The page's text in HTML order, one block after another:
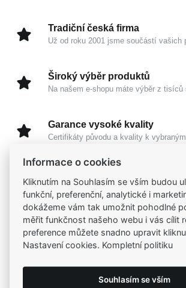
Tradiční česká firma
Už od roku 2001 jsme součástí vašich
Široký výběr produktů
Na našem e-shopu máte výběr z tisíců
Garance vysoké kvality
Certifikáty původu a kvality k
Zastavte se do jedné z našich4
Parametry
Parametry a specifikace
Potřebujete poradit?
Informace o cookies
Kliknutím na Souhlasím se vším budou
funkční, preferenční, analytické i
dokážeme vám tak umožnit pohodlné
měřit funkčnost našeho webu i vás cílit
preference můžete snadno upravit
Nastavení cookies. Kompletní politiku
Souhlasím se vším